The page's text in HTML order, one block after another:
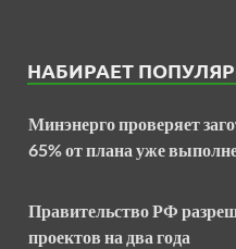
НАБИРАЕТ
Минэнерго проверяет
65% от плана уже
Правительство РФ
проектов на два года